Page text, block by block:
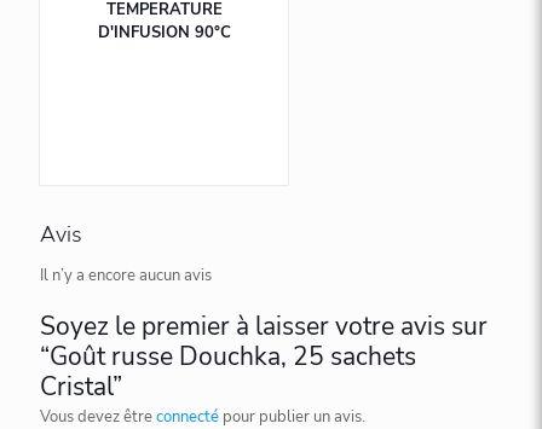
TEMPERATURE
D'INFUSION 90°C
Avis
Il n’y a encore aucun avis
Soyez le premier à laisser votre avis sur
“Goût russe Douchka, 25 sachets
Cristal”
Vous devez êtreconnecté pour publier un avis.